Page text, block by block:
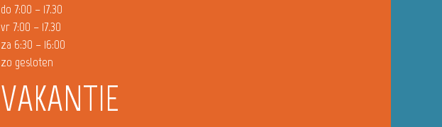
do 7:00 – 17.30
vr 7:00 – 17.30
za 6:30 – 16:00
zo gesloten
VAKANTIE